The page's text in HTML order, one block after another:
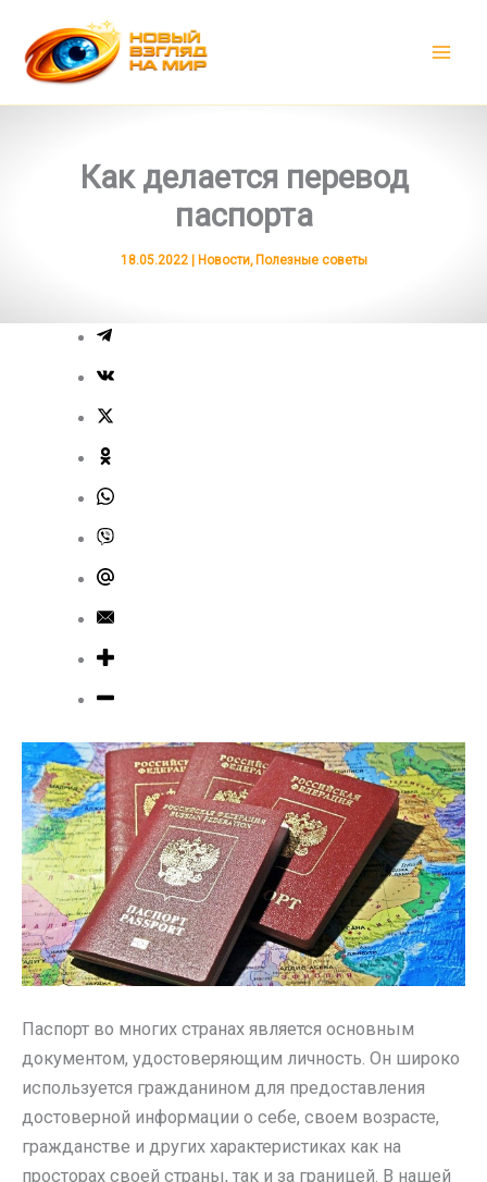
содержимому
Как делается перевод
паспорта
18.05.2022 | Новости, Полезные советы
Паспорт во многих странах является основным
документом, удостоверяющим личность. Он широко
используется гражданином для предоставления
достоверной информации о себе, своем возрасте,
гражданстве и других характеристиках как на
просторах своей страны, так и за границей. В нашей